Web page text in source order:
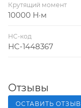
Крутящий момент
10000 Н·м
НС-код
НС-1448367
Отзывы
ОСТАВИТЬ ОТЗЫВ